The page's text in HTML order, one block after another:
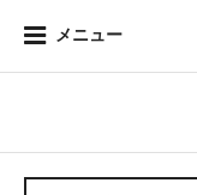
メニュー